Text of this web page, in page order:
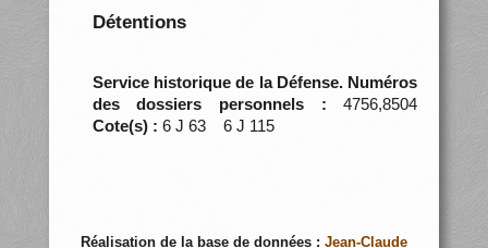
Détentions
Service historique de la Défense. Numéros
des dossiers personnels :4756,8504
Cote(s) : 6 J 63 6 J 115
Réalisation de la base de données : Jean-Claude